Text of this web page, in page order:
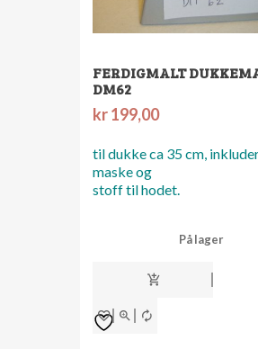
FERDIGMALT
DM62
kr199,00
til dukke ca 35 cm,
maske og
stoff til hodet.
På lager
ferdigmalt
dukkemaske